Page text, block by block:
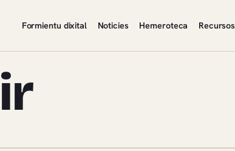
Formientu dixital Noticies Hemeroteca Recursos